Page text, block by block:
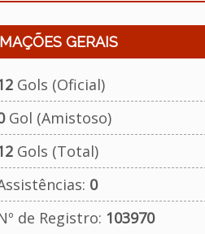
GERAIS
Gols (Oficial)
Gol (Amistoso)
Gols (Total)
0
de Registro: 103970